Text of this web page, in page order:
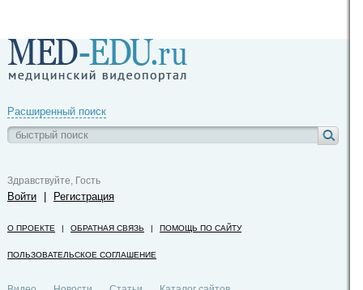
Расширенный поиск
Здравствуйте, Гость
Войти Регистрация
О ПРОЕКТЕ | ОБРАТНАЯ СВЯЗЬ | ПОМОЩЬ ПО САЙТУ
ПОЛЬЗОВАТЕЛЬСКОЕ СОГЛАШЕНИЕ